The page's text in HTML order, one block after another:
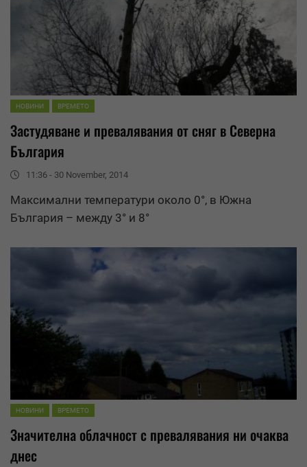
НОВИНИ ВРЕМЕТО
Застудяване и превалявания от сняг в Северна
България
11:36 - 30 November, 2014
Mаксимални температури около 0°, в Южна
България – между 3° и 8°
НОВИНИ ВРЕМЕТО
Значителна облачност с превалявания ни очаква
днес